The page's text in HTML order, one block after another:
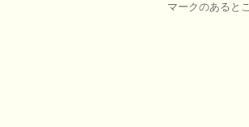
マークのあると